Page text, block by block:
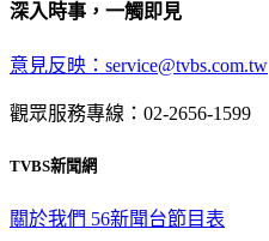
深入時事，一觸即見
意見反映：service@tvbs.com.tw
觀眾服務專線：02-2656-1599
TVBS新聞網
關於我們 56新聞台節目表